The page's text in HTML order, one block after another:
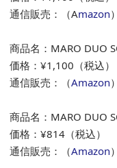
通信販売：（Amazon）
商品名：MARO DUO
価格：¥1,100（税込）
通信販売：（Amazon）
商品名：MARO DUO
価格：¥814（税込）
通信販売：（Amazon）